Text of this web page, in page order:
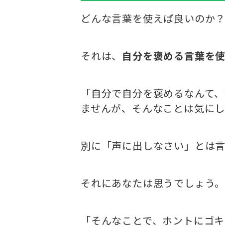
どんな言葉を使えば良いのか？
それは、 自分を褒める言葉を
「自分で自分を褒めるなんて
ませんが、そんなことは気に
別に「声に出しなさい」とは
それにあなたは思うでしょう。
「そんなことで、ホントにゴ